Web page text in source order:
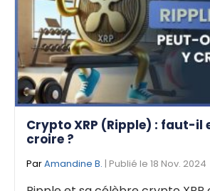
Crypto XRP (Ripple) : faut-il
croire ?
ParAmandine B. | Publié le 18 Nov. 2024